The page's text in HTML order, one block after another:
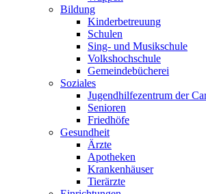
Bildung
Kinderbetreuung
Schulen
Sing- und Musikschule
Volkshochschule
Gemeindebücherei
Soziales
Jugendhilfezentrum der
Senioren
Friedhöfe
Gesundheit
Ärzte
Apotheken
Krankenhäuser
Tierärzte